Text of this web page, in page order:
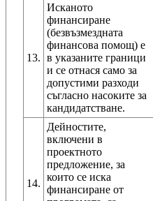
13.
Исканото
финансиране
(безвъзмездната
финансова помощ) е
в указаните граници
и се отнася само за
допустими разходи
съгласно насоките за
кандидатстване.
14.
Дейностите,
включени в
проектното
предложение, за
които се иска
финансиране от